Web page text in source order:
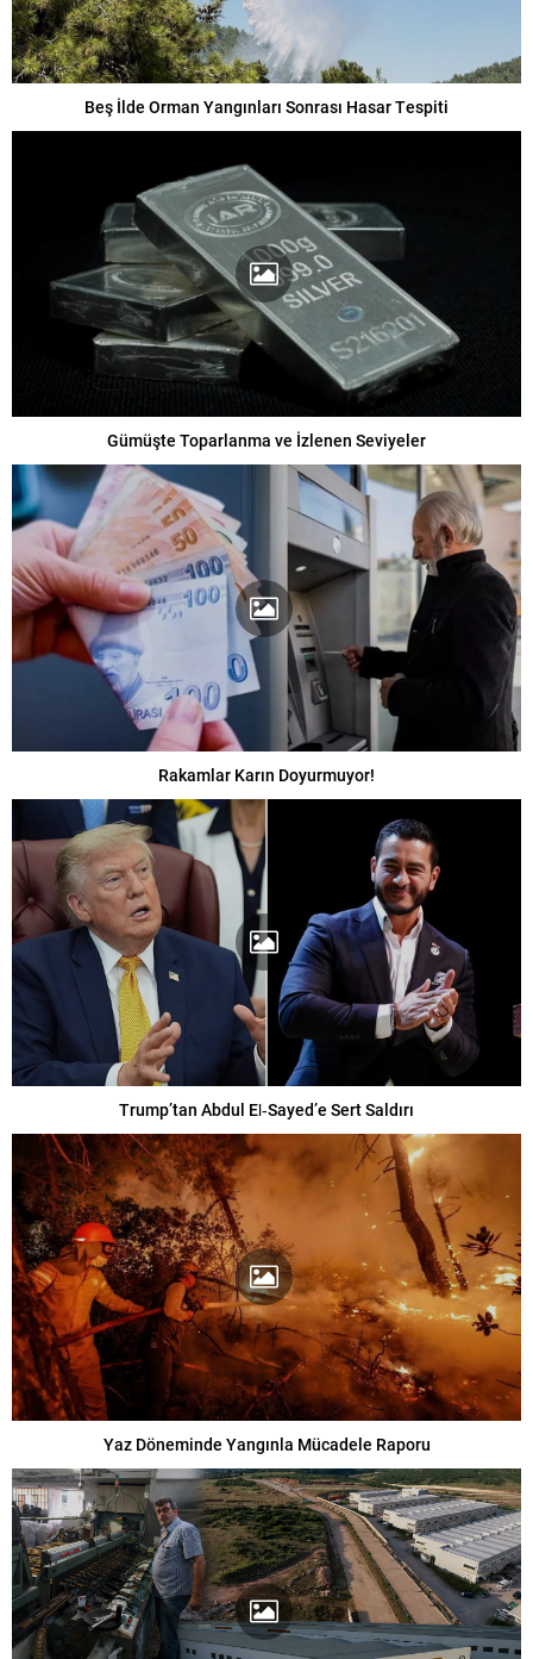
Beş İlde Orman Yangınları Sonrası Hasar Tespiti
Gümüşte Toparlanma ve İzlenen Seviyeler
Rakamlar Karın Doyurmuyor!
Trump’tan Abdul El‑Sayed’e Sert Saldırı
Yaz Döneminde Yangınla Mücadele Raporu